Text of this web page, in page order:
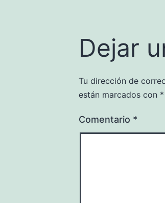
Dejar
Tu dirección de
están marcados con *
Comentario *